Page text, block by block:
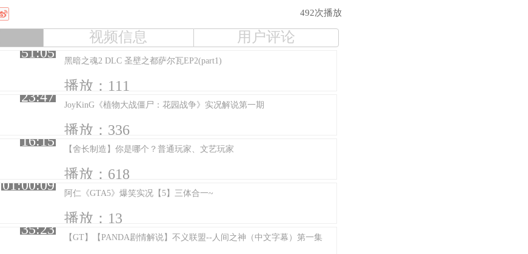
492次播放
视频信息
用户评论
51:05
黑暗之魂2 DLC 圣壁之都萨尔瓦EP2(part1)
播放：111
23:47
JoyKinG《植物大战僵尸：花园战争》实况解说第一期
播放：336
16:15
【舍长制造】你是哪个？普通玩家、文艺玩家
播放：618
01:00:09
阿仁《GTA5》爆笑实况【5】三体合一~
播放：13
35:23
【GT】【PANDA剧情解说】不义联盟--人间之神（中文字幕）第一集